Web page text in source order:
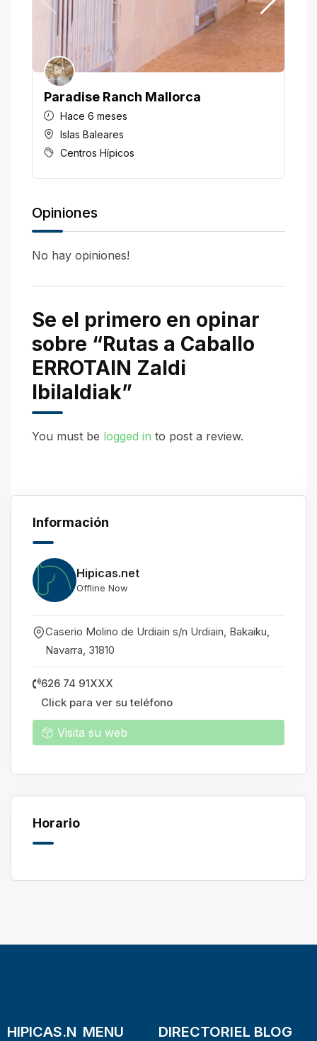
Paradise Ranch Mallorca
Hace 6 meses
Islas Baleares
Centros Hípicos
Opiniones
No hay opiniones!
Se el primero en opinar
sobre “Rutas a Caballo
ERROTAIN Zaldi
Ibilaldiak”
You must be logged in to post a review.
Información
Hipicas.net
Offline Now
Caserio Molino de Urdiain s/n Urdiain, Bakaiku,
Navarra, 31810
626 74 91XXX
Click para ver su teléfono
Visita su web
Horario
HIPICAS.N MENU
DIRECTORIEL BLOG